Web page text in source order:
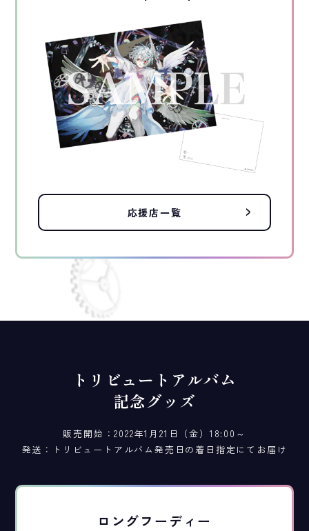
応援店一覧
トリビュートアルバム
記念グッズ
販売開始：2022年1月21日 （金） 18:00～
発送：トリビュートアルバム発売日の着日指定にてお届け
ロングフーディー